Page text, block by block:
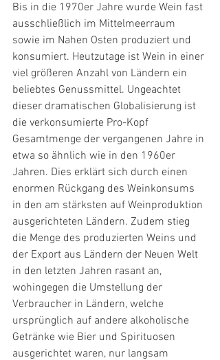
Bis in die 1970er Jahre wurde Wein fast
ausschließlich im Mittelmeerraum
sowie im Nahen Osten produziert und
konsumiert. Heutzutage ist Wein in einer
viel größeren Anzahl von Ländern ein
beliebtes Genussmittel. Ungeachtet
dieser dramatischen Globalisierung ist
die verkonsumierte Pro-Kopf
Gesamtmenge der vergangenen Jahre in
etwa so ähnlich wie in den 1960er
Jahren. Dies erklärt sich durch einen
enormen Rückgang des Weinkonsums
in den am stärksten auf Weinproduktion
ausgerichteten Ländern. Zudem stieg
die Menge des produzierten Weins und
der Export aus Ländern der Neuen Welt
in den letzten Jahren rasant an,
wohingegen die Umstellung der
Verbraucher in Ländern, welche
ursprünglich auf andere alkoholische
Getränke wie Bier und Spirituosen
ausgerichtet waren, nur langsam